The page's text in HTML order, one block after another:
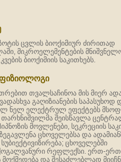
ცვლის ბიოქიმიურ ძირითად
მიკროელემენტების
ბიოქიმიის საკითხებს.
თვალსაჩინოა მის მიერ
გაღიზიანების საპასუხოდ
ნელ ელექტრულ ეფექტებს
თარხნიშვილმა შეისწავლა
მოვლენები, სეკრეციის
ცხოველებსა და
ცხოველებში
რეფლექსი. ერთ-
მოქმედება და შესაძლებლად